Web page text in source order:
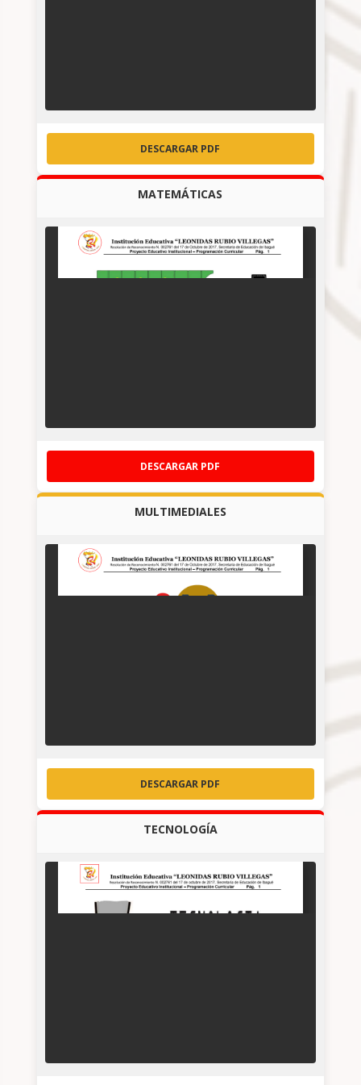
DESCARGAR PDF
MATEMÁTICAS
DESCARGAR PDF
MULTIMEDIALES
DESCARGAR PDF
TECNOLOGÍA